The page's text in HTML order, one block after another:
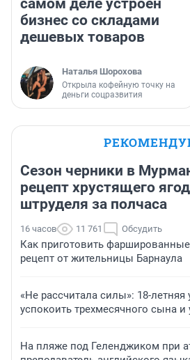
самом деле устроен
бизнес со складами
дешевых товаров
Наталья Шорохова
Открыла кофейную точку на
деньги соцразвития
Сезон черники в
рецепт хрустящего
штруделя за полчаса
16 часов 11 761 Обсудить
Как приготовить
рецепт от жительницы Барнаула
«Не рассчитала силы»: 18-
успокоить трехмесячного сына и
На пляже под Геленджиком при